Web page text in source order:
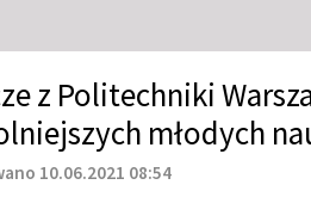
z Politechniki
młodych
10.06.2021 08:54